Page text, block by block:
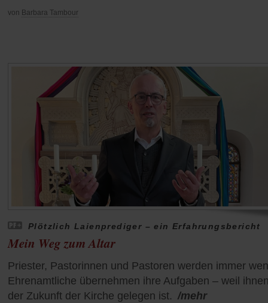
von Barbara Tambour
Plötzlich Laienprediger – ein Erfahrungsbericht
Mein Weg zum Altar
Priester, Pastorinnen und Pastoren werden immer
Ehrenamtliche übernehmen ihre Aufgaben – weil
der Zukunft der Kirche gelegen ist. /mehr